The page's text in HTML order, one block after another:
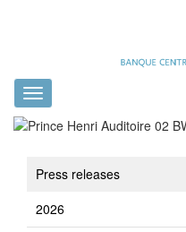
Toggle
navigation
Press releases
2026